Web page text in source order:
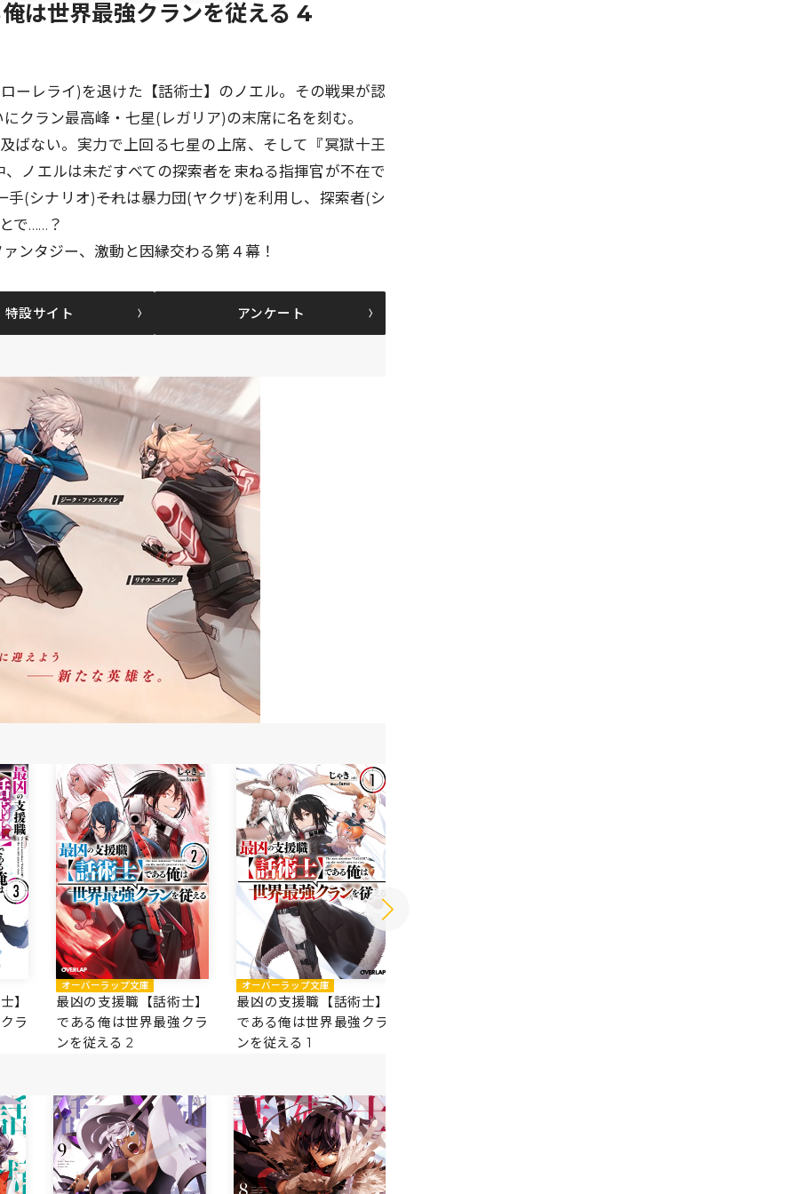
は世界最強クランを従える 4
ーレライ)を退けた【話術士】のノエル。その戦果が認
クラン最高峰・七星(レガリア)の末席に名を刻む。
ばない。実力で上回る七星の上席、そして『冥獄十王
ノエルは未だすべての探索者を束ねる指揮官が不在で
(シナリオ)――それは暴力団(ヤクザ)を利用し、探索者(シ
で……？
ンタジー、激動と因縁交わる第４幕！
特設サイト アンケート
】
ラ
オーバーラップ文庫
最凶の支援職【話術士】
である俺は世界最強クラ
ンを従える 2
オーバーラップ文庫
最凶の支援職【話術士】
である俺は世界最強クラ
ンを従える 1